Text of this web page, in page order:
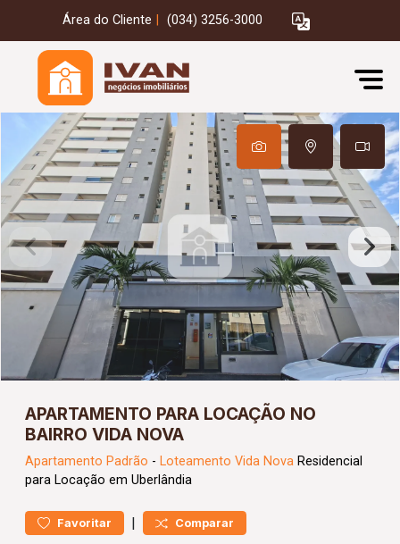
Área do Cliente (034) 3256-3000
APARTAMENTO PARA LOCAÇÃO NO
BAIRRO VIDA NOVA
Apartamento Padrão - Loteamento Vida Nova Residencial
para Locação em Uberlândia
Favoritar | Comparar